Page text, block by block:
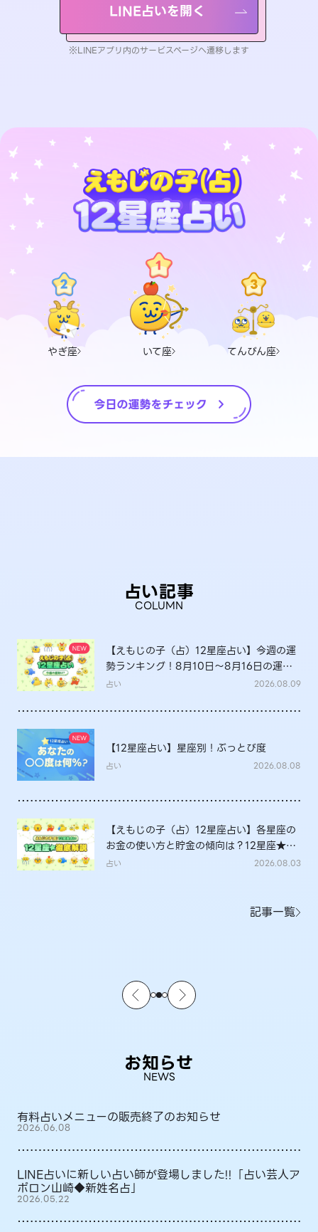
LINE占いを開く
※LINEアプリ内のサービスページへ遷移します
やぎ座 いて座 てんびん座
占い記事
COLUMN
【えもじの子（占）12星座占い】今週の運
勢ランキング！8月10日～8月16日の運勢
は？
占い 2026.08.09
【12星座占い】星座別！ぶっとび度
占い 2026.08.08
【えもじの子（占）12星座占い】各星座の
お金の使い方と貯金の傾向は？12星座★徹
底解説
占い 2026.08.03
記事一覧
お知らせ
NEWS
有料占いメニューの販売終了のお知らせ
2026.06.08
LINE占いに新しい占い師が登場しました!!「占い芸人ア
ポロン山崎◆新姓名占」
2026.05.22